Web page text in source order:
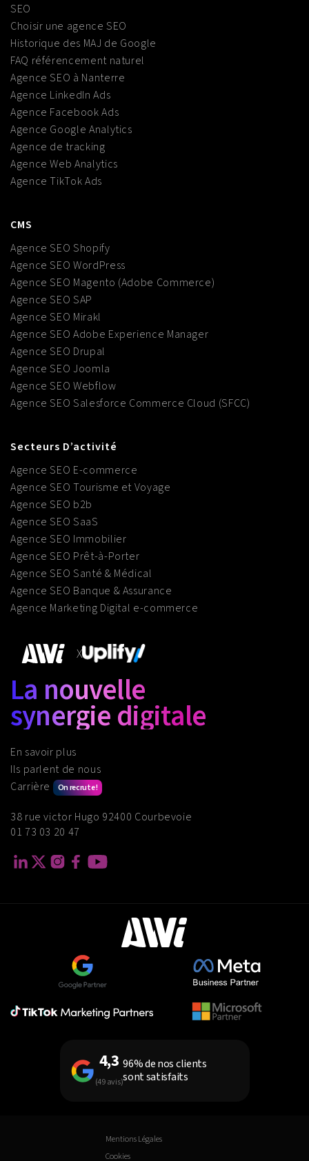
SEO
Choisir une agence SEO
Historique des MAJ de Google
FAQ référencement naturel
Agence SEO à Nanterre
Agence LinkedIn Ads
Agence Facebook Ads
Agence Google Analytics
Agence de tracking
Agence Web Analytics
Agence TikTok Ads
CMS
Agence SEO Shopify
Agence SEO WordPress
Agence SEO Magento (Adobe Commerce)
Agence SEO SAP
Agence SEO Mirakl
Agence SEO Adobe Experience Manager
Agence SEO Drupal
Agence SEO Joomla
Agence SEO Webflow
Agence SEO Salesforce Commerce Cloud (SFCC)
Secteurs D’activité
Agence SEO E-commerce
Agence SEO Tourisme et Voyage
Agence SEO b2b
Agence SEO SaaS
Agence SEO Immobilier
Agence SEO Prêt-à-Porter
Agence SEO Santé & Médical
Agence SEO Banque & Assurance
Agence Marketing Digital e-commerce
X
La nouvelle
synergie digitale
En savoir plus
Ils parlent de nous
Carrière
On recrute !
38 rue victor Hugo 92400 Courbevoie
01 73 03 20 47
4,3
(49 avis)
96% de nos clients
sont satisfaits
Mentions Légales
Cookies